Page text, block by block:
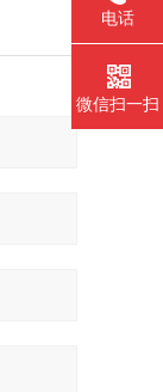
电话
微信扫一扫